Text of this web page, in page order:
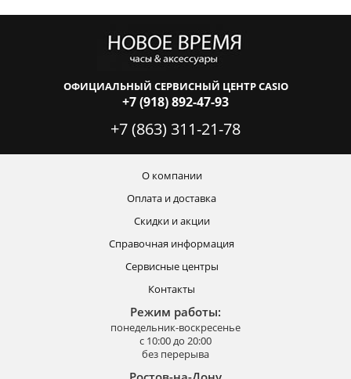
ОФИЦИАЛЬНЫЙ СЕРВИСНЫЙ ЦЕНТР CASIO
+7 (918) 892-47-93
+7 (863) 311-21-78
О компании
Оплата и доставка
Скидки и акции
Справочная информация
Сервисные центры
Контакты
Режим работы:
понедельник-воскресенье
с 10:00 до 20:00
без перерыва